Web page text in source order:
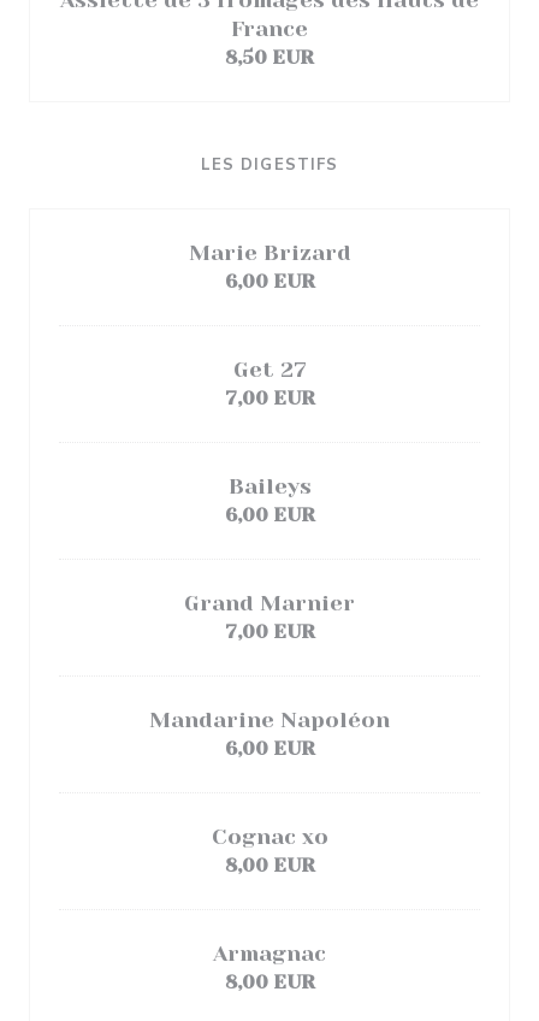
France
8,50 EUR
LES DIGESTIFS
Marie Brizard
6,00 EUR
Get 27
7,00 EUR
Baileys
6,00 EUR
Grand Marnier
7,00 EUR
Mandarine Napoléon
6,00 EUR
Cognac xo
8,00 EUR
Armagnac
8,00 EUR